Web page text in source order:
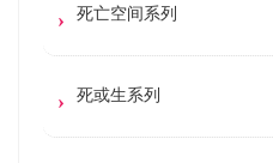
死亡空间系列
死或生系列